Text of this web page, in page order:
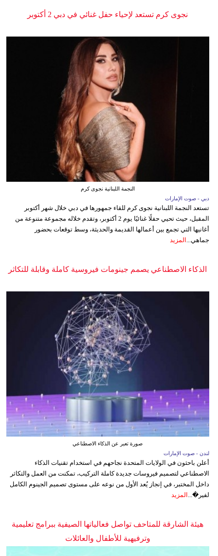
نجوى كرم تستعد لإحياء حفل غنائي في دبي 2 أكتوبر
النجمة اللبنانية نجوى كرم
دبي - صوت الإمارات
تستعد النجمة اللبنانية نجوى كرم للقاء جمهورها في دبي خلال شهر أكتوبر
المقبل، حيث تحيي حفلًا غنائيًا يوم 2 أكتوبر، وتقدم خلاله مجموعة متنوعة من
أغانيها التي تجمع بين أعمالها القديمة والحديثة، وسط توقعات بحضور
جماهي... المزيد
الذكاء الاصطناعي يصمم جينومات فيروسية كاملة وقابلة للتكاثر
صورة تعبر عن الذكاء الاصطناعي
لندن - صوت الإمارات
أعلن باحثون في الولايات المتحدة نجاحهم في استخدام تقنيات الذكاء
الاصطناعي لتصميم فيروسات جديدة كاملة التركيب، تمكنت من العمل والتكاثر
داخل المختبر، في إنجاز يُعد الأول من نوعه على مستوى تصميم الجينوم الكامل
لفير�...
المزيد
هيئة الشارقة للمتاحف تواصل فعالياتها الصيفية ببرامج تعليمية
وترفيهية للأطفال والعائلات